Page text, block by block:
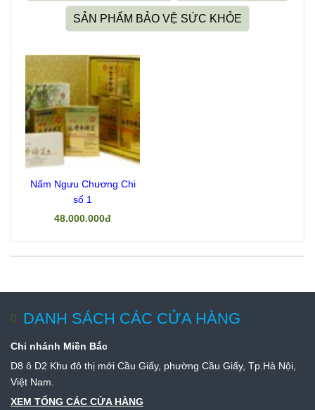
SẢN PHẨM BẢO VỆ SỨC KHỎE
Nấm Ngưu Chương Chi
số 1
48.000.000đ
DANH SÁCH CÁC CỬA HÀNG
Chi nhánh Miền Bắc
D8 ô D2 Khu đô thị mới Cầu Giấy, phường Cầu Giấy, Tp.Hà Nội,
Việt Nam.
XEM TỔNG CÁC CỬA HÀNG